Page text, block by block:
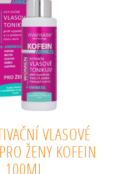
VLASOVÉ
ŽENY KOFEIN
100ML